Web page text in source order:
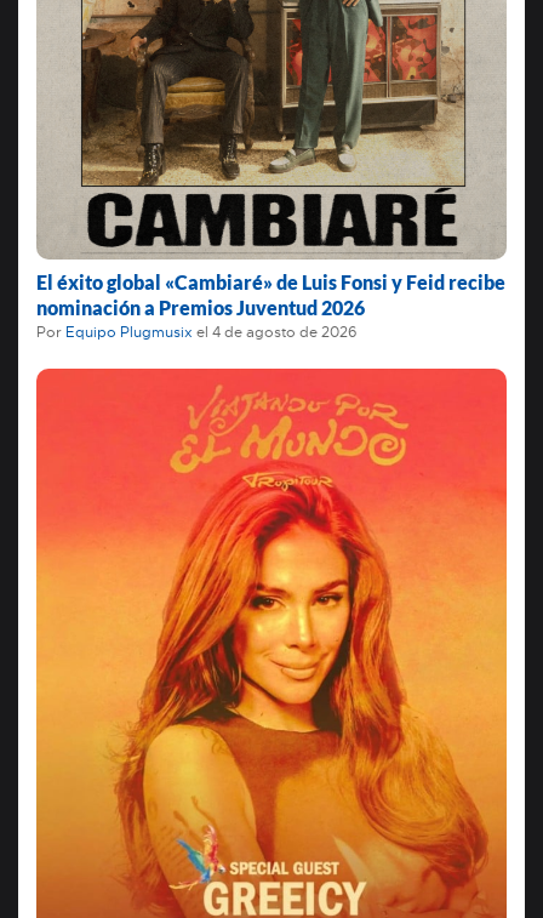
El éxito global «Cambiaré» de Luis Fonsi y Feid recibe
nominación a Premios Juventud 2026
Por Equipo Plugmusix el 4 de agosto de 2026